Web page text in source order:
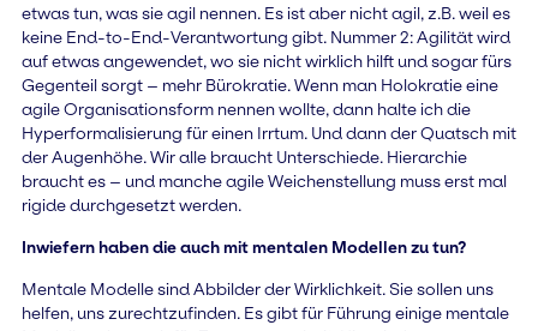
etwas tun, was sie agil nennen. Es ist aber nicht agil, z.B. weil es
keine End-to-End-Verantwortung gibt. Nummer 2: Agilität wird
auf etwas angewendet, wo sie nicht wirklich hilft und sogar fürs
Gegenteil sorgt – mehr Bürokratie. Wenn man Holokratie eine
agile Organisationsform nennen wollte, dann halte ich die
Hyperformalisierung für einen Irrtum. Und dann der Quatsch mit
der Augenhöhe. Wir alle braucht Unterschiede. Hierarchie
braucht es – und manche agile Weichenstellung muss erst mal
rigide durchgesetzt werden.
Inwiefern haben die auch mit mentalen Modellen zu tun?
Mentale Modelle sind Abbilder der Wirklichkeit. Sie sollen uns
helfen, uns zurechtzufinden. Es gibt für Führung einige mentale